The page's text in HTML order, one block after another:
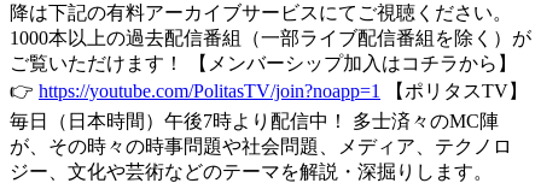
降は下記の有料アーカイブサービスにてご視聴ください。
1000本以上の過去配信番組（一部ライブ配信番組を除く）が
ご覧いただけます！ 【メンバーシップ加入はコチラから】
👉 https://youtube.com/PolitasTV/join?noapp=1
【ポリタスTV】
毎日（日本時間）午後7時より配信中！ 多士済々のMC陣
が、その時々の時事問題や社会問題、メディア、テクノロ
ジー、文化や芸術などのテーマを解説・深掘りします。